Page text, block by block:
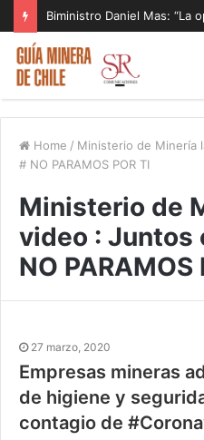
Home / Ministerio de Minería
# NO PARAMOS POR TI
Ministerio de
video : Juntos
NO PARAMOS
27 marzo, 2020
Empresas mineras
de higiene y
contagio de